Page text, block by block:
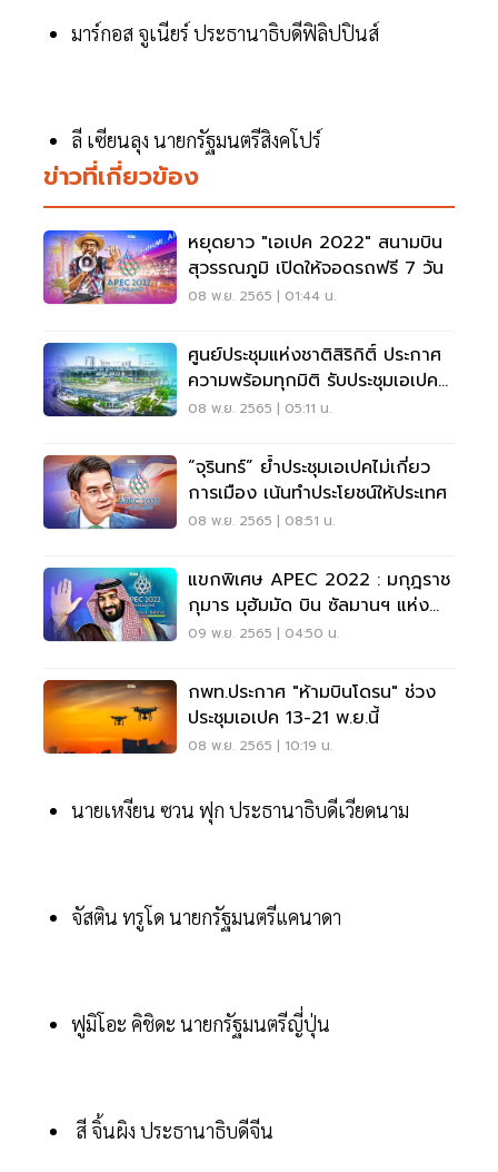
มาร์กอส จูเนียร์ ประธานาธิบดีฟิลิปปินส์
ลี เซียนลุง นายกรัฐมนตรีสิงคโปร์
ข่าวที่เกี่ยวข้อง
หยุดยาว "เอเปค 2022" สนามบิน
สุวรรณภูมิ เปิดให้จอดรถฟรี 7 วัน
08 พ.ย. 2565 | 01:44 น.
ศูนย์ประชุมแห่งชาติสิริกิติ์ ประกาศ
ความพร้อมทุกมิติ รับประชุมเอเปค
2022
08 พ.ย. 2565 | 05:11 น.
“จุรินทร์” ย้ำประชุมเอเปคไม่เกี่ยว
การเมือง เน้นทำประโยชน์ให้ประเทศ
08 พ.ย. 2565 | 08:51 น.
แขกพิเศษ APEC 2022 : มกุฎราช
กุมาร มุฮัมมัด บิน ซัลมานฯ แห่ง
ซาอุดีอาระเบีย
09 พ.ย. 2565 | 04:50 น.
กพท.ประกาศ "ห้ามบินโดรน" ช่วง
ประชุมเอเปค 13-21 พ.ย.นี้
08 พ.ย. 2565 | 10:19 น.
นายเหงียน ซวน ฟุก ประธานาธิบดีเวียดนาม
จัสติน ทรูโด นายกรัฐมนตรีแคนาดา
ฟูมิโอะ คิชิดะ นายกรัฐมนตรีญี่ปุ่น
สี จิ้นผิง ประธานาธิบดีจีน